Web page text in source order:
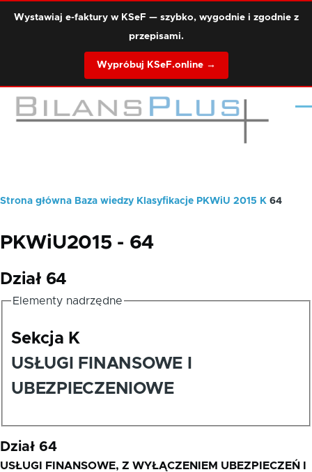
Wystawiaj e-faktury w KSeF — szybko, wygodnie i zgodnie z
przepisami.
Wypróbuj KSeF.online →
Ścieżka
nawigacyjna
Strona główna Baza wiedzy Klasyfikacje PKWiU 2015 K 64
PKWiU2015 - 64
Dział 64
Elementy nadrzędne
Sekcja K
USŁUGI FINANSOWE I
UBEZPIECZENIOWE
Dział 64
USŁUGI FINANSOWE, Z WYŁĄCZENIEM UBEZPIECZEŃ I